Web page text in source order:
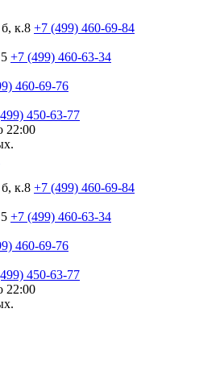
к.8 +7 (499) 460-69-84
+7 (499) 460-63-34
460-69-76
450-63-77
22:00
к.8 +7 (499) 460-69-84
+7 (499) 460-63-34
460-69-76
450-63-77
22:00